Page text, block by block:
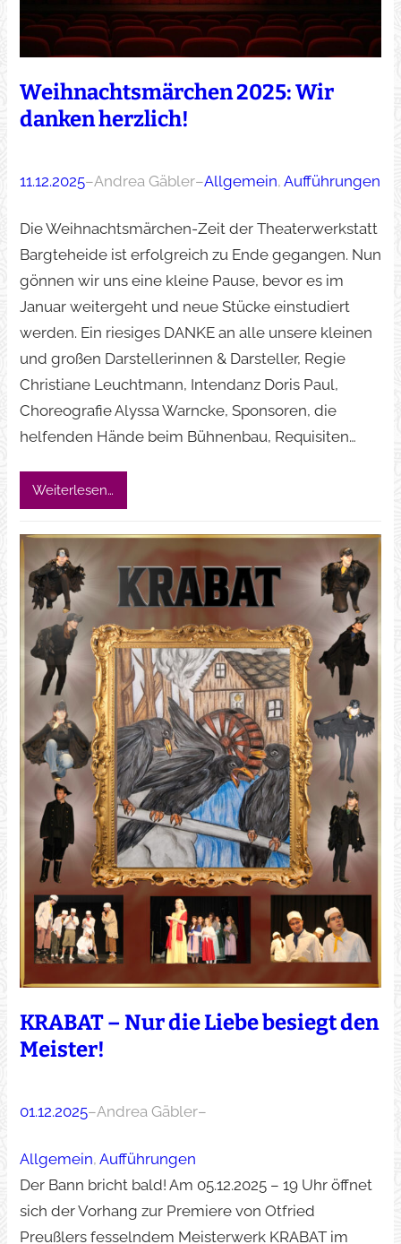
Weihnachtsmärchen 2025: Wir
danken herzlich!
11.12.2025–Andrea Gäbler–Allgemein, Aufführungen
Die Weihnachtsmärchen-Zeit der Theaterwerkstatt
Bargteheide ist erfolgreich zu Ende gegangen. Nun
gönnen wir uns eine kleine Pause, bevor es im
Januar weitergeht und neue Stücke einstudiert
werden. Ein riesiges DANKE an alle unsere kleinen
und großen Darstellerinnen & Darsteller, Regie
Christiane Leuchtmann, Intendanz Doris Paul,
Choreografie Alyssa Warncke, Sponsoren, die
helfenden Hände beim Bühnenbau, Requisiten…
Weiterlesen…
KRABAT – Nur die Liebe besiegt den
Meister!
01.12.2025–Andrea Gäbler–
Allgemein, Aufführungen
Der Bann bricht bald! Am 05.12.2025 – 19 Uhr öffnet
sich der Vorhang zur Premiere von Otfried
Preußlers fesselndem Meisterwerk KRABAT im